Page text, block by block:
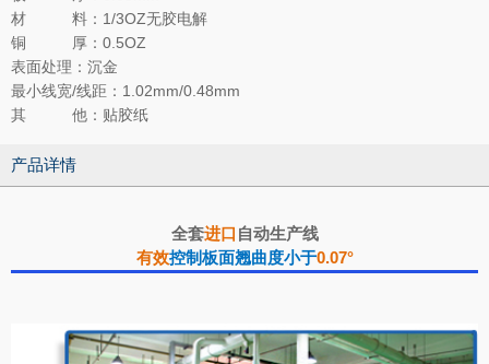
材 料：1/3OZ无胶电解
铜 厚：0.5OZ
表面处理：沉金
最小线宽/线距：1.02mm/0.48mm
其 他：贴胶纸
产品详情
全套进口 自动生产线
有效控制板面翘曲度小于0.07°